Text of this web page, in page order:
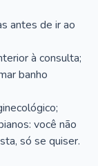
antes de ir ao
à consulta;
banho
você não
só se quiser.